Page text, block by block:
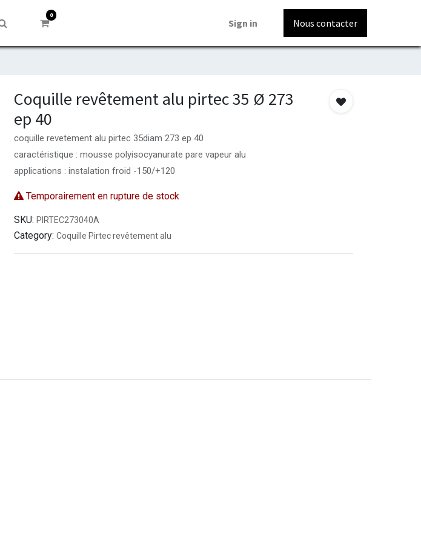
0
Sign in Nous contacter
Coquille revêtement alu pirtec 35 Ø 273
ep 40
coquille revetement alu pirtec 35diam 273 ep 40
caractéristique : mousse polyisocyanurate pare vapeur alu
applications : instalation froid -150/+120
Temporairement en rupture de stock
SKU: PIRTEC273040A
Category: Coquille Pirtec revêtement alu